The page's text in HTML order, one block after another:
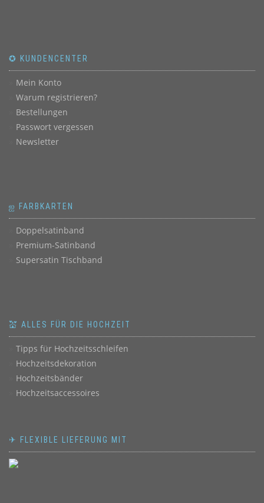
✪ KUNDENCENTER
Mein Konto
Warum registrieren?
Bestellungen
Passwort vergessen
Newsletter
ஐ FARBKARTEN
Doppelsatinband
Premium-Satinband
Supersatin Tischband
💒 ALLES FÜR DIE HOCHZEIT
Tipps für Hochzeitsschleifen
Hochzeitsdekoration
Hochzeitsbänder
Hochzeitsaccessoires
✈ FLEXIBLE LIEFERUNG MIT